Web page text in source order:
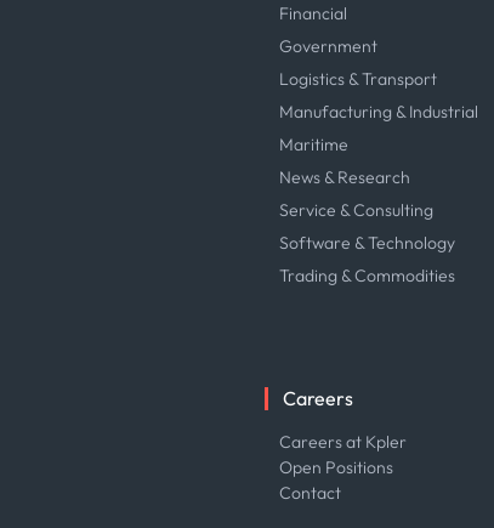
Financial
Government
Logistics & Transport
Manufacturing & Industrial
Maritime
News & Research
Service & Consulting
Software & Technology
Trading & Commodities
Careers
Careers at Kpler
Open Positions
Contact